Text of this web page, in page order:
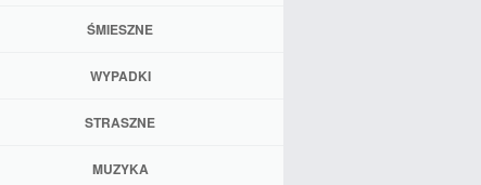
ŚMIESZNE
WYPADKI
STRASZNE
MUZYKA